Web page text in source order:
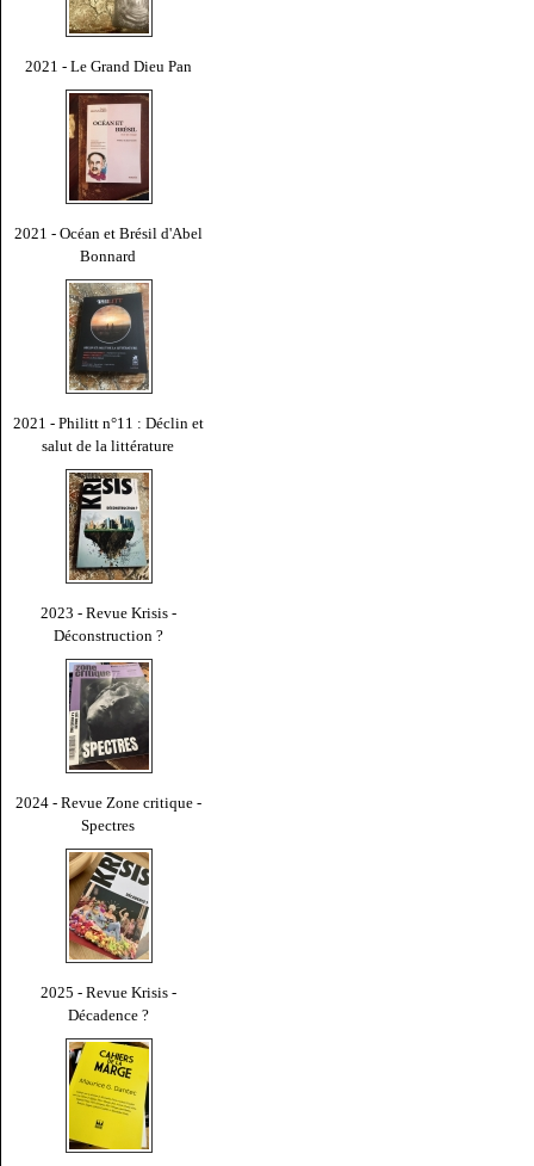
2021 - Le Grand Dieu Pan
2021 - Océan et Brésil d'Abel
Bonnard
2021 - Philitt n°11 : Déclin et
salut de la littérature
2023 - Revue Krisis -
Déconstruction ?
2024 - Revue Zone critique -
Spectres
2025 - Revue Krisis -
Décadence ?